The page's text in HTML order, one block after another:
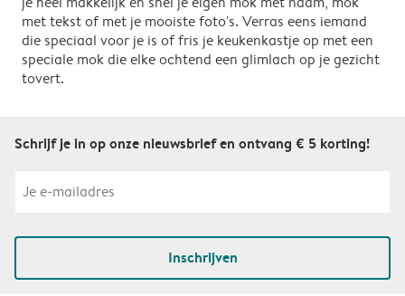
met tekst of met je mooiste foto's. Verras eens iemand
die speciaal voor je is of fris je keukenkastje op met een
speciale mok die elke ochtend een glimlach op je gezicht
tovert.
Schrijf je in op onze nieuwsbrief en ontvang € 5 korting!
Inschrijven